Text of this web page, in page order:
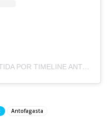
UNA PUBLICACIÓN COMPARTIDA POR TIMELINE ANTOFAGASTA (@TLANTOFAGASTA)
Antofagasta